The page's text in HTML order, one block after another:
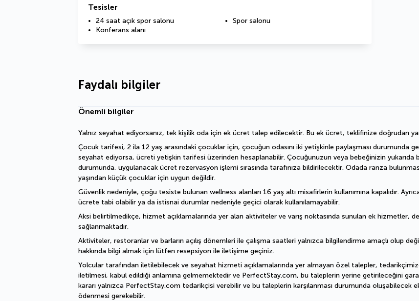
Tesisler
24 saat açık spor salonu
Konferans alanı
Spor salonu
Faydalı bilgiler
Önemli bilgiler
Yalnız seyahat ediyorsanız, tek kişilik oda için ek ücret talep edilecektir. Bu ek ücret, teklifinize doğrudan
Çocuk tarifesi, 2 ila 12 yaş arasındaki çocuklar için, çocuğun odasını iki yetişkinle paylaşması durumunda
seyahat ediyorsa, ücreti yetişkin tarifesi üzerinden hesaplanabilir. Çocuğunuzun veya bebeğinizin yukarıda
durumunda, uygulanacak ücret rezervasyon işlemi sırasında tarafınıza bildirilecektir. Odada ranza
yaşından küçük çocuklar için uygun değildir.
Güvenlik nedeniyle, çoğu tesiste bulunan wellness alanları 16 yaş altı misafirlerin kullanımına kapalıdır.
ücrete tabi olabilir ya da istisnai durumlar nedeniyle geçici olarak kullanılamayabilir.
Aksi belirtilmedikçe, hizmet açıklamalarında yer alan aktiviteler ve varış noktasında sunulan ek hizmetler,
sağlanmaktadır.
Aktiviteler, restoranlar ve barların açılış dönemleri ile çalışma saatleri yalnızca bilgilendirme amaçlı olup
hakkında bilgi almak için lütfen resepsiyon ile iletişime geçiniz.
Yolcular tarafından iletilebilecek ve seyahat hizmeti açıklamalarında yer almayan özel talepler,
iletilmesi, kabul edildiği anlamına gelmemektedir ve PerfectStay.com, bu taleplerin yerine getirileceğini
kararı yalnızca PerfectStay.com tedarikçisi verebilir ve bu taleplerin karşılanması durumunda oluşabilecek
ödenmesi gerekebilir.